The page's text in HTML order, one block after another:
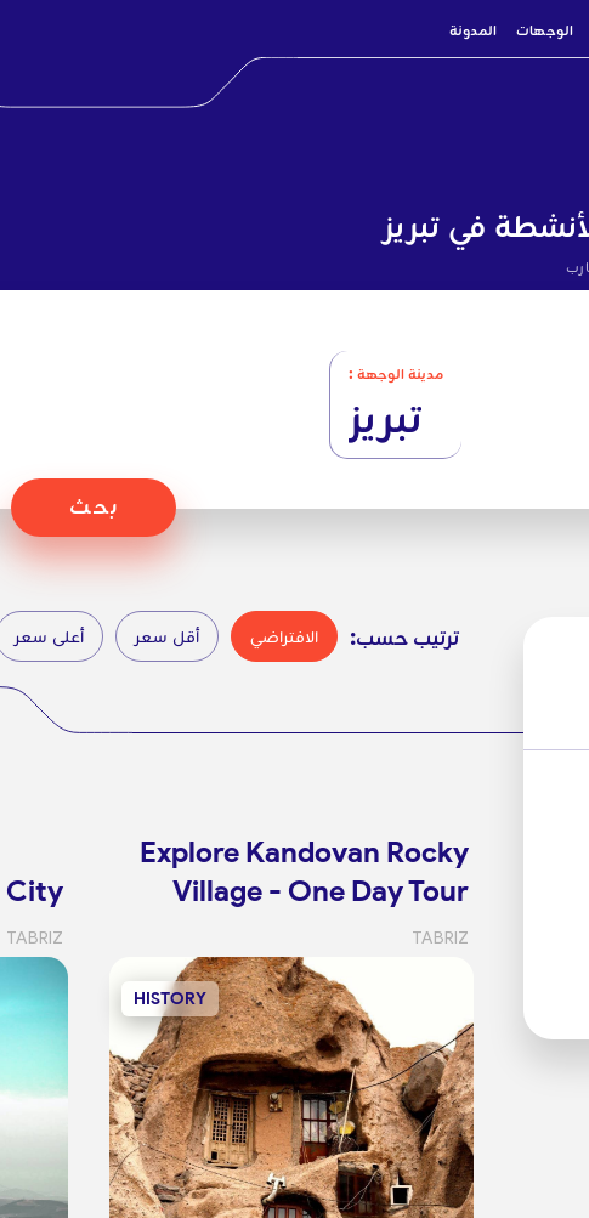
الوجهات المدونة
في تبريز
مدينة الوجهة :
تبريز
بحث
ترتيب حسب: الافتراضي أقل سعر أعلى سعر
Explore Kandovan Rocky
Village - One Day Tour
TABRIZ
HISTORY
City
TABRIZ